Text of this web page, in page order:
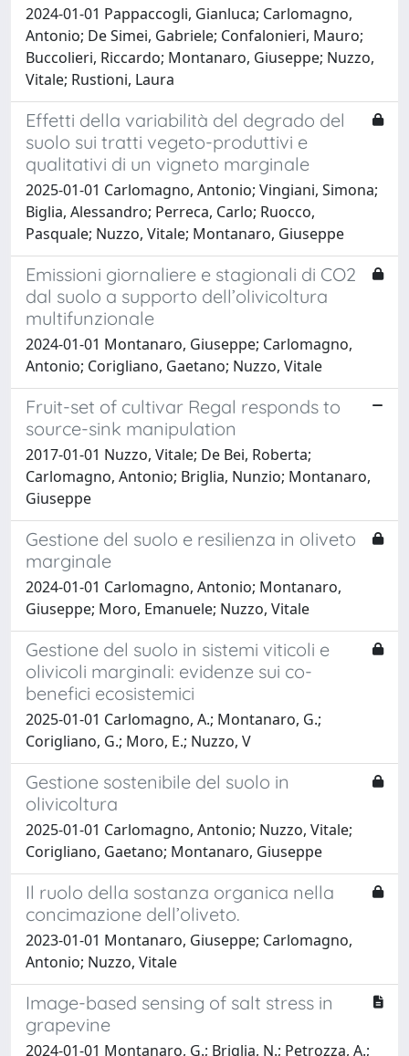
2024-01-01 Pappaccogli, Gianluca; Carlomagno,
Antonio; De Simei, Gabriele; Confalonieri, Mauro;
Buccolieri, Riccardo; Montanaro, Giuseppe; Nuzzo,
Vitale; Rustioni, Laura
Effetti della variabilità del degrado del
suolo sui tratti vegeto-produttivi e
qualitativi di un vigneto marginale
2025-01-01 Carlomagno, Antonio; Vingiani, Simona;
Biglia, Alessandro; Perreca, Carlo; Ruocco,
Pasquale; Nuzzo, Vitale; Montanaro, Giuseppe
Emissioni giornaliere e stagionali di CO2
dal suolo a supporto dell’olivicoltura
multifunzionale
2024-01-01 Montanaro, Giuseppe; Carlomagno,
Antonio; Corigliano, Gaetano; Nuzzo, Vitale
Fruit-set of cultivar Regal responds to
source-sink manipulation
2017-01-01 Nuzzo, Vitale; De Bei, Roberta;
Carlomagno, Antonio; Briglia, Nunzio; Montanaro,
Giuseppe
Gestione del suolo e resilienza in oliveto
marginale
2024-01-01 Carlomagno, Antonio; Montanaro,
Giuseppe; Moro, Emanuele; Nuzzo, Vitale
Gestione del suolo in sistemi viticoli e
olivicoli marginali: evidenze sui co-
benefici ecosistemici
2025-01-01 Carlomagno, A.; Montanaro, G.;
Corigliano, G.; Moro, E.; Nuzzo, V
Gestione sostenibile del suolo in
olivicoltura
2025-01-01 Carlomagno, Antonio; Nuzzo, Vitale;
Corigliano, Gaetano; Montanaro, Giuseppe
Il ruolo della sostanza organica nella
concimazione dell’oliveto.
2023-01-01 Montanaro, Giuseppe; Carlomagno,
Antonio; Nuzzo, Vitale
Image-based sensing of salt stress in
grapevine
2024-01-01 Montanaro, G.; Briglia, N.; Petrozza, A.;